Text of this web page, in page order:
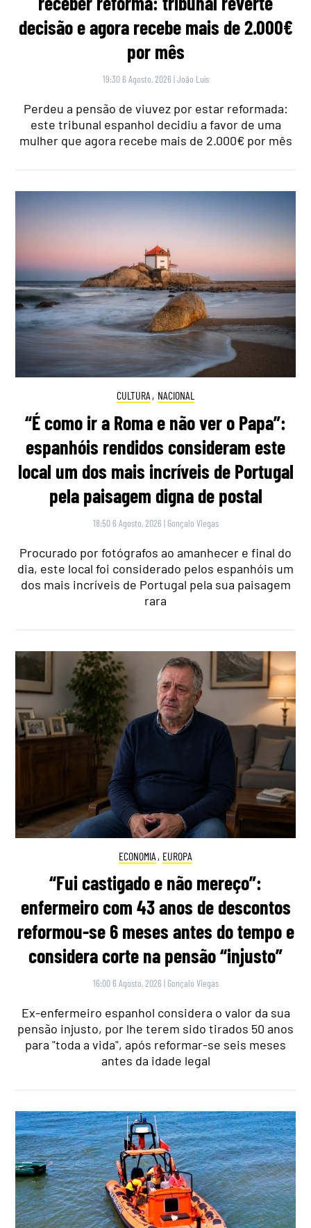
decisão e agora recebe mais de 2.000€
por mês
19:30 6 Agosto, 2026 |João Luís
Perdeu a pensão de viuvez por estar reformada:
este tribunal espanhol decidiu a favor de uma
mulher que agora recebe mais de 2.000€ por mês
CULTURA , NACIONAL
“É como ir a Roma e não ver o Papa”:
espanhóis rendidos consideram este
local um dos mais incríveis de Portugal
pela paisagem digna de postal
18:50 6 Agosto, 2026 | Gonçalo Viegas
Procurado por fotógrafos ao amanhecer e final do
dia, este local foi considerado pelos espanhóis um
dos mais incríveis de Portugal pela sua paisagem
rara
ECONOMIA , EUROPA
“Fui castigado e não mereço”:
enfermeiro com 43 anos de descontos
reformou-se 6 meses antes do tempo e
considera corte na pensão “injusto”
16:00 6 Agosto, 2026 | Gonçalo Viegas
Ex-enfermeiro espanhol considera o valor da sua
pensão injusto, por lhe terem sido tirados 50 anos
para "toda a vida", após reformar-se seis meses
antes da idade legal